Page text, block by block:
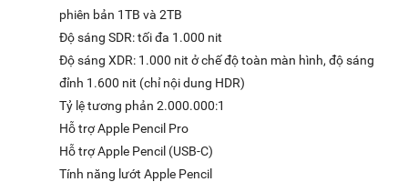
phiên bản 1TB và 2TB
Độ sáng SDR: tối đa 1.000 nit
Độ sáng XDR: 1.000 nit ở chế độ toàn màn hình, độ sáng
đỉnh 1.600 nit (chỉ nội dung HDR)
Tỷ lệ tương phản 2.000.000:1
Hỗ trợ Apple Pencil Pro
Hỗ trợ Apple Pencil (USB‑C)
Tính năng lướt Apple Pencil